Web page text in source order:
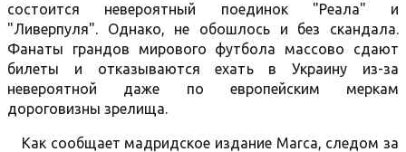
состоится невероятный поединок "Реала" и
"Ливерпуля". Однако, не обошлось и без скандала.
Фанаты грандов мирового футбола массово сдают
билеты и отказываются ехать в Украину из-за
невероятной даже по европейским меркам
дороговизны зрелища.
Как сообщает мадридское издание Marca, следом за